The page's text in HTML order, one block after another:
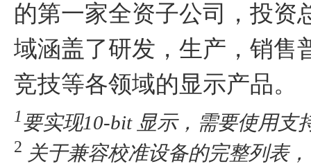
的第一家全资子公司，投资
域涵盖了研发，生产，销售
竞技等各领域的显示产品。
1要实现10-bit 显示，需要使用支
2 关于兼容校准设备的完整列表